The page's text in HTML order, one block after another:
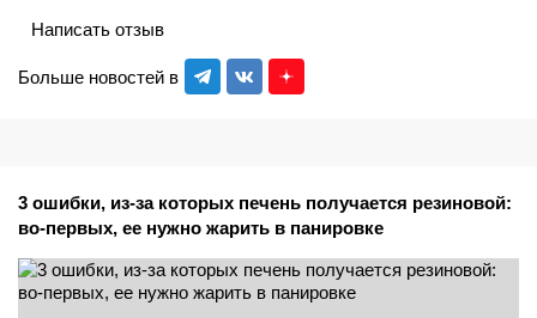
Больше новостей в
Написать отзыв
3 ошибки, из-за которых печень получается резиновой:
во-первых, ее нужно жарить в панировке